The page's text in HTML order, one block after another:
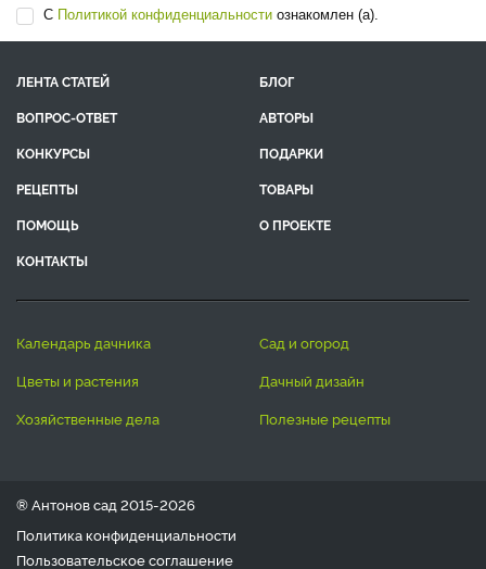
С Политикой конфиденциальности ознакомлен (а).
ЛЕНТА СТАТЕЙ
БЛОГ
ВОПРОС-ОТВЕТ
АВТОРЫ
КОНКУРСЫ
ПОДАРКИ
РЕЦЕПТЫ
ТОВАРЫ
ПОМОЩЬ
О ПРОЕКТЕ
КОНТАКТЫ
календарь дачника
сад и огород
цветы и растения
дачный дизайн
хозяйственные дела
полезные рецепты
® Антонов сад 2015-2026
Политика конфиденциальности
Пользовательское соглашение